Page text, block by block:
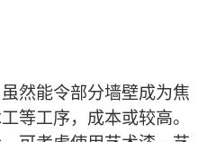
然能令部分墙壁成为焦
等工序，成本或较高。